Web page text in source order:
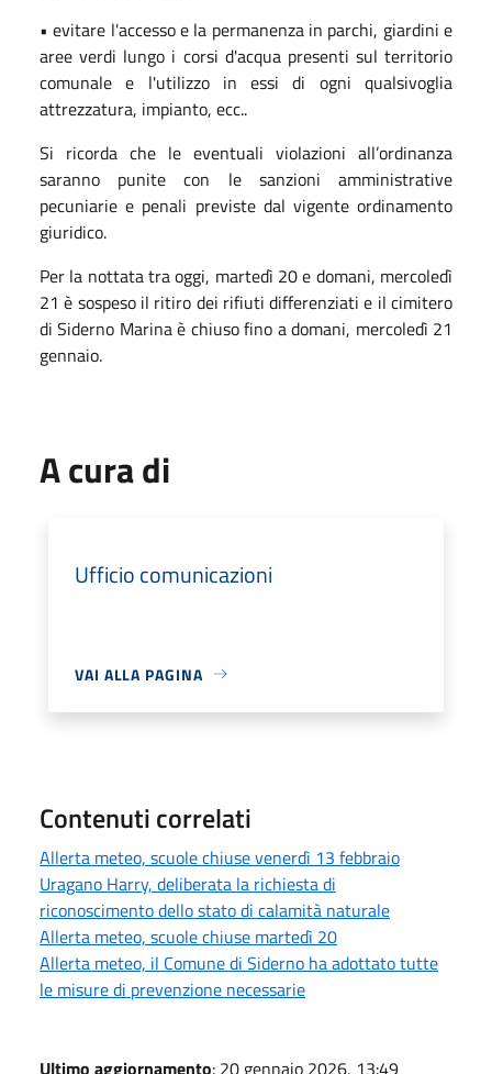
• evitare l'accesso e la permanenza in parchi, giardini e
aree verdi lungo i corsi d'acqua presenti sul territorio
comunale e l'utilizzo in essi di ogni qualsivoglia
attrezzatura, impianto, ecc..
Si ricorda che le eventuali violazioni all’ordinanza
saranno punite con le sanzioni amministrative
pecuniarie e penali previste dal vigente ordinamento
giuridico.
Per la nottata tra oggi, martedì 20 e domani, mercoledì
21 è sospeso il ritiro dei rifiuti differenziati e il cimitero
di Siderno Marina è chiuso fino a domani, mercoledì 21
gennaio.
A cura di
Ufficio comunicazioni
VAI ALLA PAGINA
Contenuti correlati
Allerta meteo, scuole chiuse venerdì 13 febbraio
Uragano Harry, deliberata la richiesta di
riconoscimento dello stato di calamità naturale
Allerta meteo, scuole chiuse martedì 20
Allerta meteo, il Comune di Siderno ha adottato tutte
le misure di prevenzione necessarie
Ultimo aggiornamento: 20 gennaio 2026, 13:49